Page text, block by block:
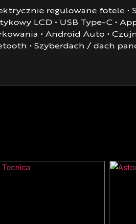
regulowane fotele •
LCD • USB Type-C •
• Android Auto •
• Szyberdach / dach